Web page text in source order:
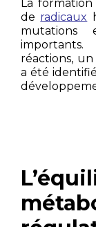
La
de radicaux
mutations
réactions,
a été